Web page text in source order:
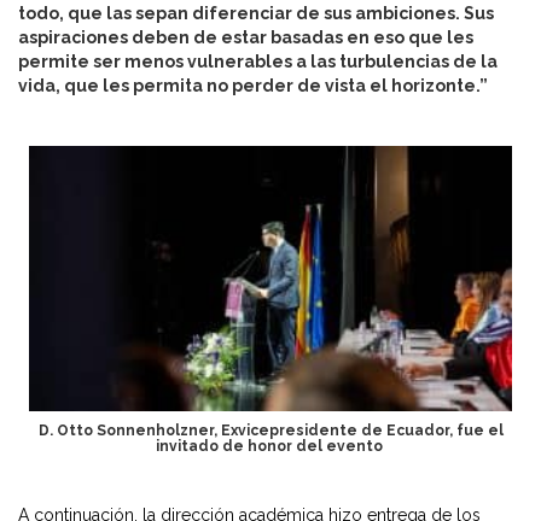
todo, que las sepan diferenciar de sus ambiciones. Sus
aspiraciones deben de estar basadas en eso que les
permite ser menos vulnerables a las turbulencias de la
vida, que les permita no perder de vista el horizonte.”
D. Otto Sonnenholzner, Exvicepresidente de Ecuador, fue el
invitado de honor del evento
A continuación, la dirección académica hizo entrega de los